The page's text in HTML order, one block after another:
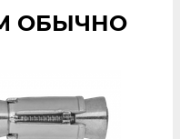
ОБЫЧНО